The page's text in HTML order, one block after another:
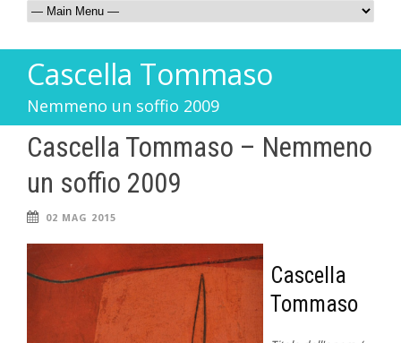
Cascella Tommaso
Nemmeno un soffio 2009
Cascella Tommaso – Nemmeno
un soffio 2009
02 MAG 2015
Cascella
Tommaso